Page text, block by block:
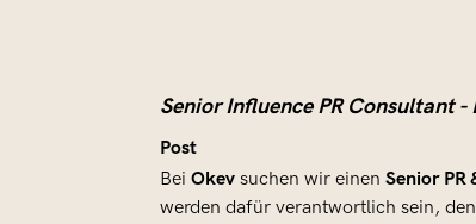
Senior Influence PR Consultant -
Post
BeiOkev suchen wir einenSenior
werden dafür verantwortlich sein,